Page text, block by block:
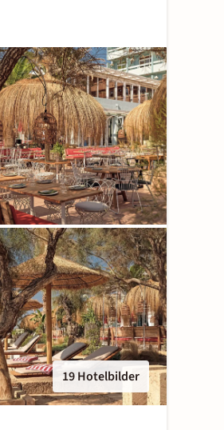
19 Hotelbilder